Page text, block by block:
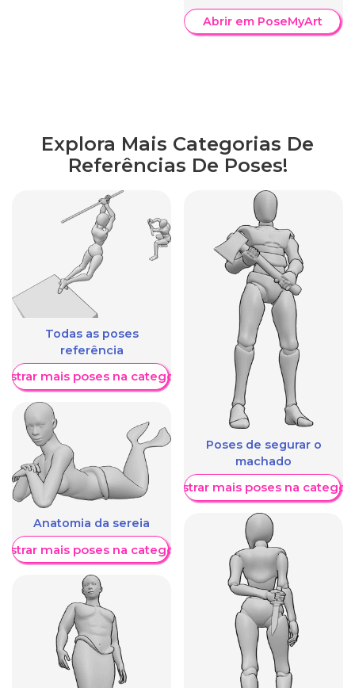
Abrir em PoseMyArt
Explora Mais Categorias De
Referências De Poses!
Todas as poses
referência
mais poses na categoria
Anatomia da sereia
mais poses na categoria
Poses de segurar o
machado
Mostrar mais poses na